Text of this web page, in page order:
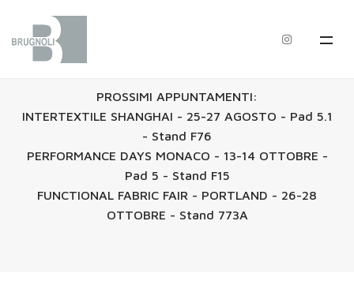
PROSSIMI APPUNTAMENTI:
INTERTEXTILE SHANGHAI - 25-27 AGOSTO - Pad 5.1
- Stand F76
PERFORMANCE DAYS MONACO - 13-14 OTTOBRE -
Pad 5 - Stand F15
FUNCTIONAL FABRIC FAIR - PORTLAND - 26-28
OTTOBRE - Stand 773A